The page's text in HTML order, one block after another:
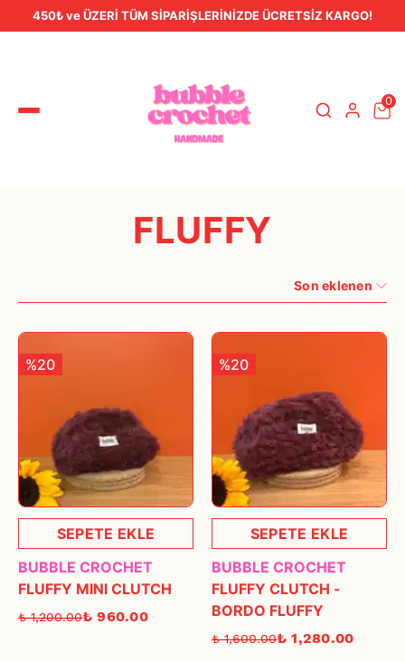
450₺ ve ÜZERİ TÜM SİPARİŞLERİNİZDE ÜCRETSİZ KARGO!
0
FLUFFY
Son eklenen
%20
SEPETE EKLE
BUBBLE CROCHET
FLUFFY MINI CLUTCH
₺ 1,200.00₺ 960.00
%20
SEPETE EKLE
BUBBLE CROCHET
FLUFFY CLUTCH -
BORDO FLUFFY
₺ 1,600.00₺ 1,280.00